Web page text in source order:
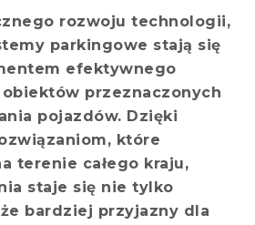
rozwoju technologii,
parkingowe stają się
efektywnego
przeznaczonych
pojazdów. Dzięki
które
terenie całego kraju,
staje się nie tylko
bardziej przyjazny dla